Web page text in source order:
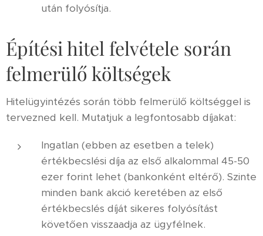
után folyósítja.
Építési hitel felvétele során
felmerülő költségek
Hitelügyintézés során több felmerülő költséggel is
tervezned kell. Mutatjuk a legfontosabb díjakat:
Ingatlan (ebben az esetben a telek)
értékbecslési díja az első alkalommal 45-50
ezer forint lehet (bankonként eltérő). Szinte
minden bank akció keretében az első
értékbecslés díját sikeres folyósítást
követően visszaadja az ügyfélnek.